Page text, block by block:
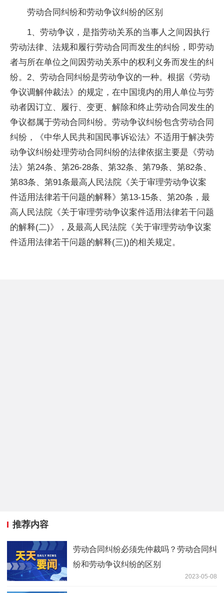
劳动合同纠纷和劳动争议纠纷的区别
1、劳动争议，是指劳动关系的当事人之间因执行
劳动法律、法规和履行劳动合同而发生的纠纷，即劳动
者与所在单位之间因劳动关系中的权利义务而发生的纠
纷。2、劳动合同纠纷是劳动争议的一种。根据《劳动
争议调解仲裁法》的规定，在中国境内的用人单位与劳
动者因订立、履行、变更、解除和终止劳动合同发生的
争议都属于劳动合同纠纷。劳动争议纠纷包含劳动合同
纠纷，《中华人民共和国民事诉讼法》不适用于解决劳
动争议纠纷处理劳动合同纠纷的法律依据主要是《劳动
法》第24条、第26-28条、第32条、第79条、第82条、
第83条、第91条最高人民法院《关于审理劳动争议案
件适用法律若干问题的解释》第13-15条、第20条，最
高人民法院《关于审理劳动争议案件适用法律若干问题
的解释(二)》，及最高人民法院《关于审理劳动争议案
件适用法律若干问题的解释(三))的相关规定。
推荐内容
劳动合同纠纷必须先仲裁吗？劳动合同纠
纷和劳动争议纠纷的区别
2023-05-08